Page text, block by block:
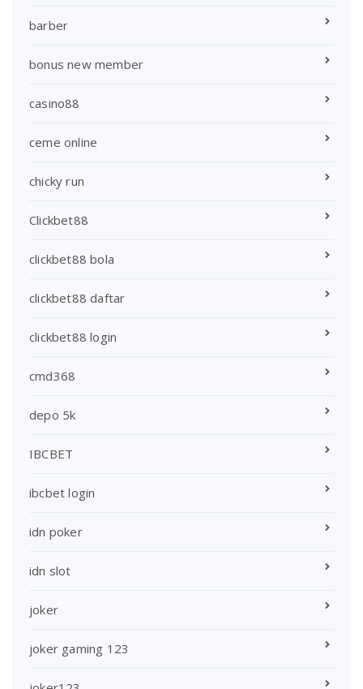
barber
bonus new member
casino88
ceme online
chicky run
Clickbet88
clickbet88 bola
clickbet88 daftar
clickbet88 login
cmd368
depo 5k
IBCBET
ibcbet login
idn poker
idn slot
joker
joker gaming 123